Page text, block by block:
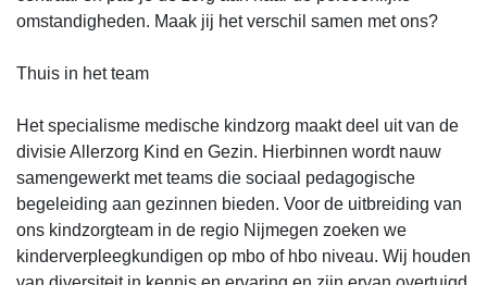
omstandigheden. Maak jij het verschil samen met ons?
Thuis in het team
Het specialisme medische kindzorg maakt deel uit van de
divisie Allerzorg Kind en Gezin. Hierbinnen wordt nauw
samengewerkt met teams die sociaal pedagogische
begeleiding aan gezinnen bieden. Voor de uitbreiding van
ons kindzorgteam in de regio Nijmegen zoeken we
kinderverpleegkundigen op mbo of hbo niveau. Wij houden